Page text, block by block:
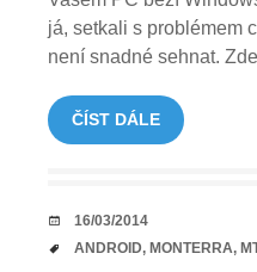
já, setkali s problémem
není snadné sehnat.
ČÍST DÁLE
DATUM
16/03/2014
TAGY
ANDROID, MONTERRA,